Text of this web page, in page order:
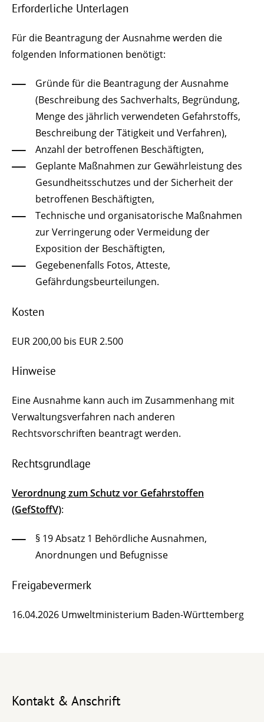
Erforderliche Unterlagen
Für die Beantragung der Ausnahme werden die
folgenden Informationen benötigt:
Gründe für die Beantragung der Ausnahme
(Beschreibung des Sachverhalts, Begründung,
Menge des jährlich verwendeten Gefahrstoffs,
Beschreibung der Tätigkeit und Verfahren),
Anzahl der betroffenen Beschäftigten,
Geplante Maßnahmen zur Gewährleistung des
Gesundheitsschutzes und der Sicherheit der
betroffenen Beschäftigten,
Technische und organisatorische Maßnahmen
zur Verringerung oder Vermeidung der
Exposition der Beschäftigten,
Gegebenenfalls Fotos, Atteste,
Gefährdungsbeurteilungen.
Kosten
EUR 200,00 bis EUR 2.500
Hinweise
Eine Ausnahme kann auch im Zusammenhang mit
Verwaltungsverfahren nach anderen
Rechtsvorschriften beantragt werden.
Rechtsgrundlage
Verordnung zum Schutz vor Gefahrstoffen
(GefStoffV):
§ 19 Absatz 1 Behördliche Ausnahmen,
Anordnungen und Befugnisse
Freigabevermerk
16.04.2026 Umweltministerium Baden-Württemberg
Kontakt & Anschrift